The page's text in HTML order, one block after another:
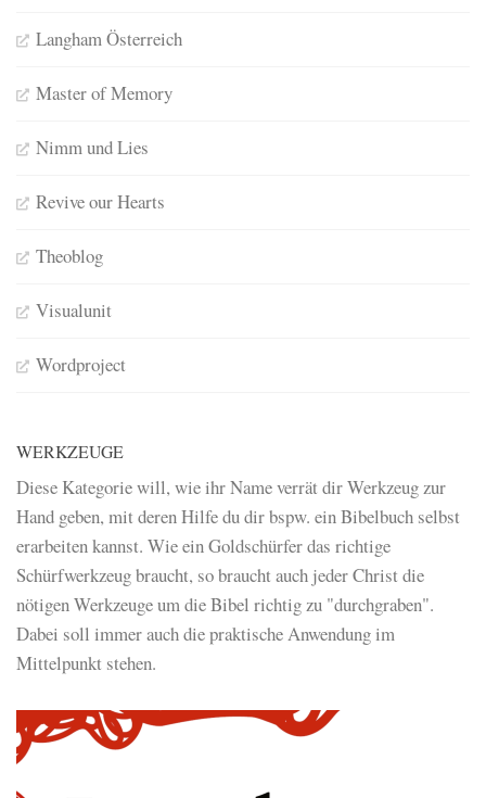
Langham Österreich
Master of Memory
Nimm und Lies
Revive our Hearts
Theoblog
Visualunit
Wordproject
WERKZEUGE
Diese Kategorie will, wie ihr Name verrät dir Werkzeug zur
Hand geben, mit deren Hilfe du dir bspw. ein Bibelbuch selbst
erarbeiten kannst. Wie ein Goldschürfer das richtige
Schürfwerkzeug braucht, so braucht auch jeder Christ die
nötigen Werkzeuge um die Bibel richtig zu "durchgraben".
Dabei soll immer auch die praktische Anwendung im
Mittelpunkt stehen.